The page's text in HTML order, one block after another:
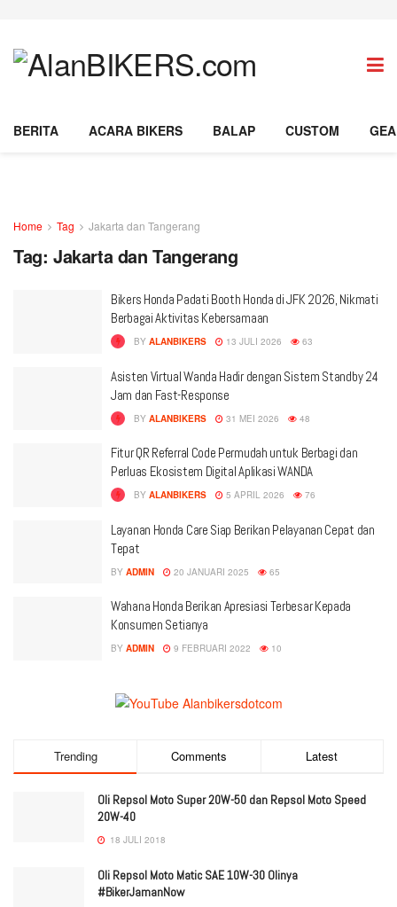
BERITA ACARA BIKERS BALAP CUSTOM
Home Tag Jakarta dan Tangerang
Tag: Jakarta dan Tangerang
Bikers Honda Padati Booth Honda di JFK 2026, Nikmati
Berbagai Aktivitas Kebersamaan
BY ALANBIKERS 13 JULI 2026 63
Asisten Virtual Wanda Hadir dengan Sistem Standby 24
Jam dan Fast-Response
BY ALANBIKERS 31 MEI 2026 48
Fitur QR Referral Code Permudah untuk Berbagi dan
Perluas Ekosistem Digital Aplikasi WANDA
BY ALANBIKERS 5 APRIL 2026 76
Layanan Honda Care Siap Berikan Pelayanan Cepat dan
Tepat
BY ADMIN 20 JANUARI 2025 65
Wahana Honda Berikan Apresiasi Terbesar Kepada
Konsumen Setianya
BY ADMIN 9 FEBRUARI 2022 10
Trending Comments Latest
Oli Repsol Moto Super 20W-50 dan Repsol Moto Speed
20W-40
18 JULI 2018
Oli Repsol Moto Matic SAE 10W-30 Olinya
#BikerJamanNow